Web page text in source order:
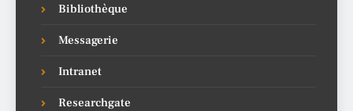
Bibliothèque
Messagerie
Intranet
Researchgate